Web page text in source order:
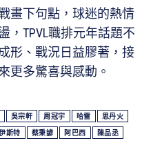
畫下句點，球迷的熱情
，TPVL職排元年話題不
形、戰況日益膠著，接
更多驚喜與感動。
吳宗軒 周冠宇 哈雷 思丹火
斯特 蔡秉諺 阿巴西 陳品丞